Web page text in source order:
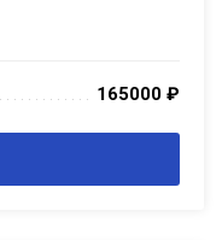
165000 ₽
. . . . . . . . . . . . . . . . . . . . . . .